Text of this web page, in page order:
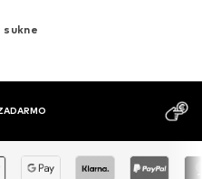
MOŽNOSŤ